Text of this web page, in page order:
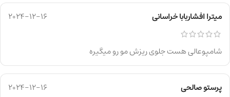
میترا افشاربابا خراسانی 2024-12-16
شامپوعالی هست جلوی ریزش مو رو میگیره
پرستو صالحی 2024-12-16